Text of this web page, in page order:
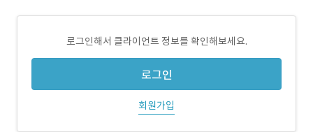
로그인해서 클라이언트 정보를 확인해보세요.
로그인
회원가입